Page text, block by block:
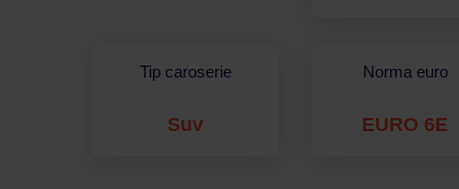
Tip caroserie
Suv
Norma euro
EURO 6E